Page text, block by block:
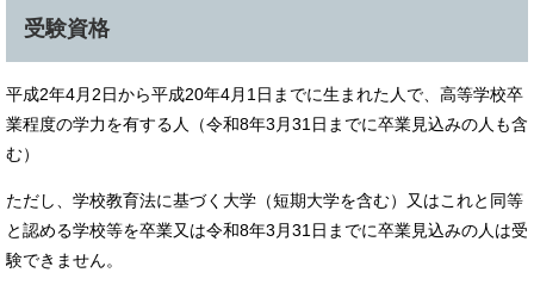
受験資格
平成2年4月2日から平成20年4月1日までに生まれた人で、高等学校卒
業程度の学力を有する人（令和8年3月31日までに卒業見込みの人も含
む）
ただし、学校教育法に基づく大学（短期大学を含む）又はこれと同等
と認める学校等を卒業又は令和8年3月31日までに卒業見込みの人は受
験できません。​